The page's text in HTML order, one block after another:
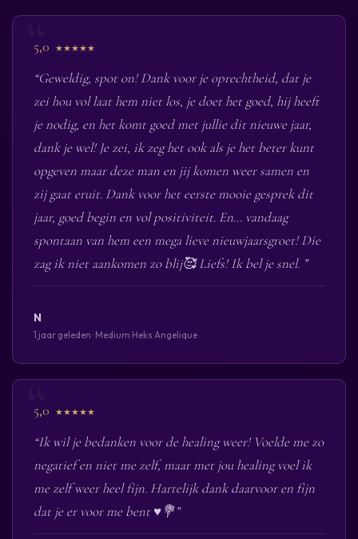
5,0 ★★★★★
“Geweldig, spot on! Dank voor je oprechtheid, dat je
zei hou vol laat hem niet los, je doet het goed, hij heeft
je nodig, en het komt goed met jullie dit nieuwe jaar,
dank je wel! Je zei, ik zeg het ook als je het beter kunt
opgeven maar deze man en jij komen weer samen en
zij gaat eruit. Dank voor het eerste mooie gesprek dit
jaar, goed begin en vol positiviteit. En… vandaag
spontaan van hem een mega lieve nieuwjaarsgroet! Die
zag ik niet aankomen zo blij🥰 Liefs! Ik bel je snel. ”
N
1 jaar geleden · Medium Heks Angelique
5,0 ★★★★★
“Ik wil je bedanken voor de healing weer! Voelde me zo
negatief en niet me zelf, maar met jou healing voel ik
me zelf weer heel fijn. Hartelijk dank daarvoor en fijn
dat je er voor me bent ♥️💐”